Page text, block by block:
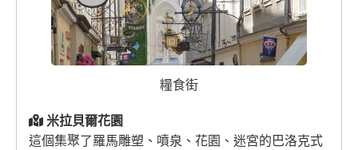
糧食街
米拉貝爾花園
這個集聚了羅馬雕塑、噴泉、花園、迷宮的巴洛克式